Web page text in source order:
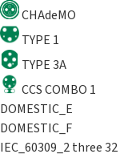
CHAdeMO
TYPE 1
TYPE 3A
CCS COMBO 1
DOMESTIC_E
DOMESTIC_F
IEC_60309_2 three 32